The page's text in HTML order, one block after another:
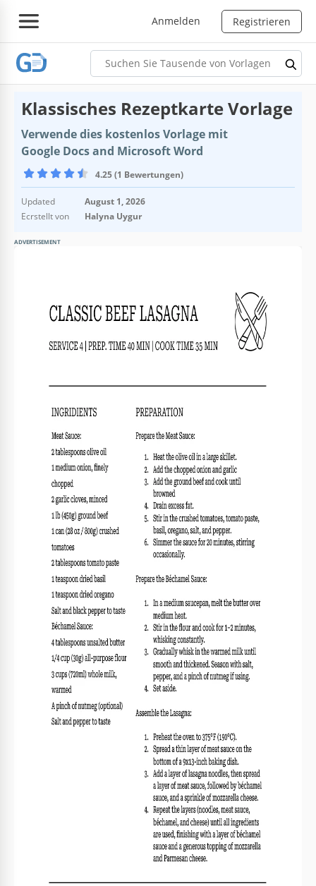
Anmelden Registrieren
Klassisches Rezeptkarte Vorlage
Verwende dies kostenlos Vorlage mit
Google Docs and Microsoft Word
4.25 (1 Bewertungen)
Updated
August 1, 2026
Ecrstellt von
Halyna Uygur
ADVERTISEMENT